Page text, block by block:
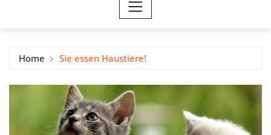
Home Sie essen Haustiere!